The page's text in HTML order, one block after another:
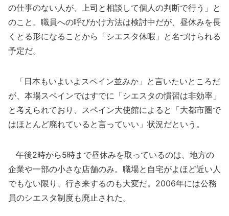
の仕事のない人が、上司と相談して個人の判断で行う」と
のこと。職員への呼びかけ方法は検討中だが、昼休みを長
くとる形になることから「シエスタ休暇」と名づけられる
予定だ。
「日本もいよいよスペイン並みか」と言いたいところだ
が、本場スペインではすでに「シエスタの慣習は非効率」
と考えられており、スペイン大使館によると「大都市圏で
はほとんど廃れていると言っていい」状況だという。
午後2時から5時まで昼休みを取っているのは、地方の
企業や一部の小さな店舗のみ。職場と自宅がよほど近い人
でもない限り、行き来するのも大変だ。2006年には公務
員のシエスタ制度も廃止された。